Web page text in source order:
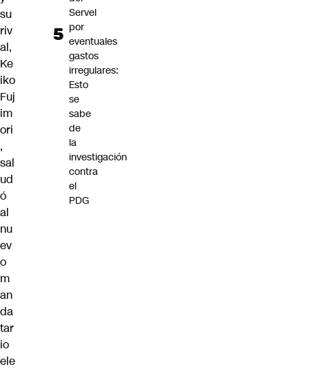
su
riv
al,
Ke
iko
Fuj
im
ori
,
sal
ud
ó
al
nu
ev
o
m
an
da
tar
io
ele
Servel
por
eventuales
gastos
irregulares:
Esto
se
sabe
de
la
investigación
contra
el
PDG